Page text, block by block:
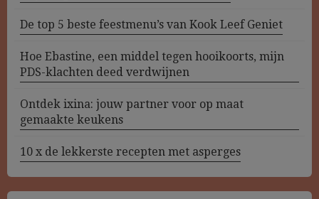
De top 5 beste feestmenu’s van Kook Leef Geniet
Hoe Ebastine, een middel tegen hooikoorts, mijn
PDS-klachten deed verdwijnen
Ontdek ixina: jouw partner voor op maat
gemaakte keukens
10 x de lekkerste recepten met asperges